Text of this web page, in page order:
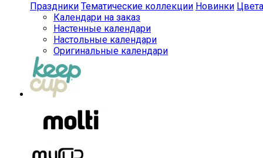
Праздники Тематические коллекции Новинки Цвета
Календари на заказ
Настенные календари
Настольные календари
Оригинальные календари